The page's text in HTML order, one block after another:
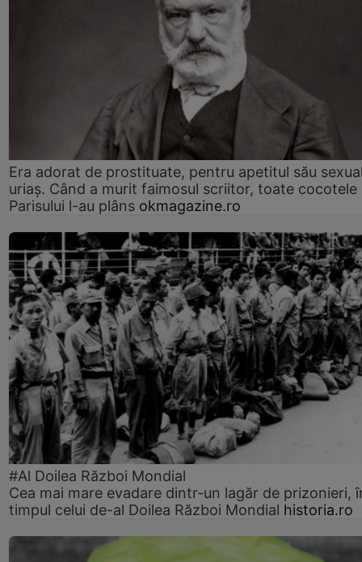
Era adorat de prostituate, pentru apetitul său
uriaș. Când a murit faimosul scriitor, toate cocotele
Parisului l-au plâns okmagazine.ro
#Al Doilea Război Mondial
Cea mai mare evadare dintr-un lagăr de prizonieri,
timpul celui de-al Doilea Război Mondial historia.ro